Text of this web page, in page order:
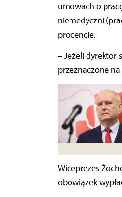
umowach o
niemedyczni
procencie.
– Jeżeli dyrektor
przeznaczone
Wiceprezes
obowiązek